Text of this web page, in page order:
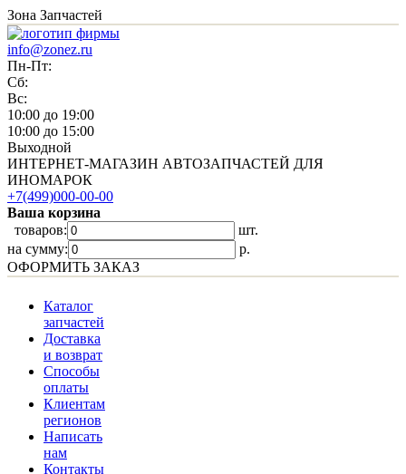
Зона Запчастей
info@zonez.ru
Пн-Пт:
Сб:
Вс:
10:00 до 19:00
10:00 до 15:00
Выходной
ИНТЕРНЕТ-МАГАЗИН АВТОЗАПЧАСТЕЙ ДЛЯ
ИНОМАРОК
+7(499)000-00-00
Ваша корзина
товаров:
шт.
на сумму:
p.
ОФОРМИТЬ ЗАКАЗ
Каталог
запчастей
Доставка
и возврат
Способы
оплаты
Клиентам
регионов
Написать
нам
Контакты